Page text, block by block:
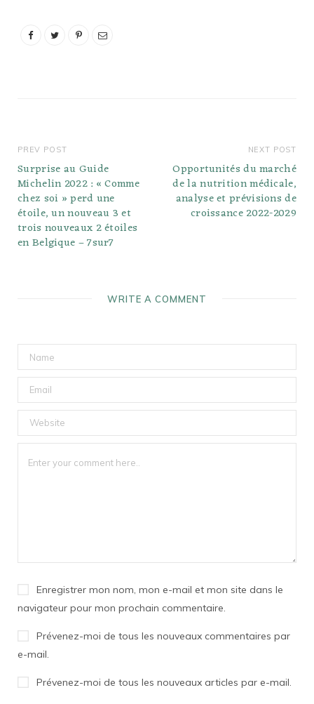
mangeant du vieux Cool
PREV POST
Surprise au Guide
Michelin 2022 : « Comme
chez soi » perd une
étoile, un nouveau 3 et
trois nouveaux 2 étoiles
en Belgique – 7sur7
NEXT POST
Opportunités du marché
de la nutrition médicale,
analyse et prévisions de
croissance 2022-2029
WRITE A COMMENT
Enregistrer mon nom, mon e-mail et mon site dans le
navigateur pour mon prochain commentaire.
Prévenez-moi de tous les nouveaux commentaires par
e-mail.
Prévenez-moi de tous les nouveaux articles par e-mail.